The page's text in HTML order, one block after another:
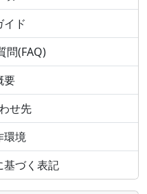
イド
問(FAQ)
要
せ先
環境
基づく表記